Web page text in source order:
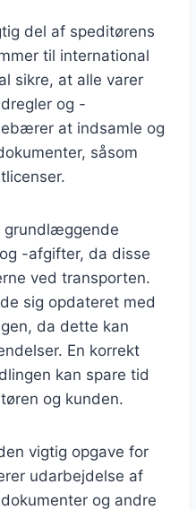
del af speditørens
til international
sikre, at alle varer
og -
at indsamle og
såsom
grundlæggende
-afgifter, da disse
ved transporten.
sig opdateret med
da dette kan
En korrekt
kan spare tid
og kunden.
vigtig opgave for
udarbejdelse af
og andre